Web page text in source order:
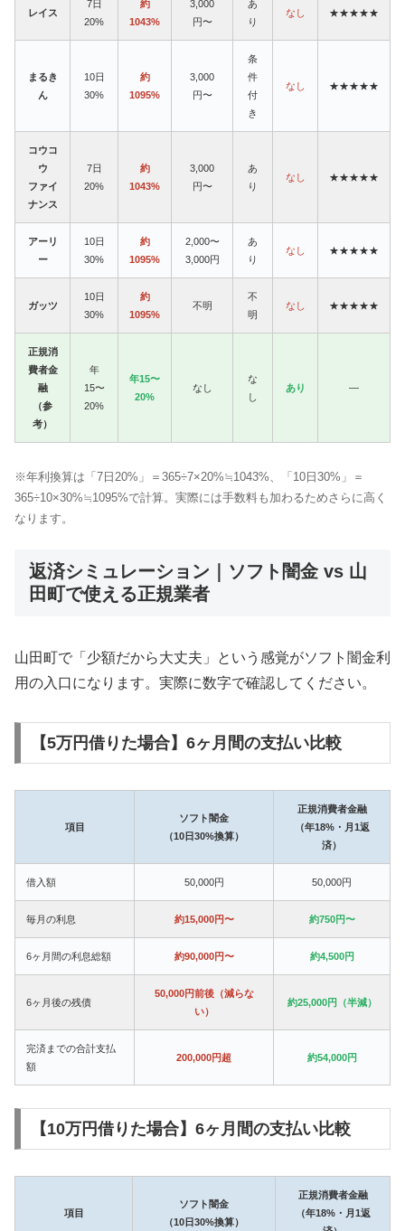
レイス
7日
20%
約
1043%
3,000
円〜
あ
り
なし ★★★★★
まるき
ん
10日
30%
約
1095%
3,000
円〜
条
件
付
き
なし ★★★★★
コウコ
ウ
ファイ
ナンス
7日
20%
約
1043%
3,000
円〜
あ
り
なし ★★★★★
アーリ
ー
10日
30%
約
1095%
2,000〜
3,000円
あ
り
なし ★★★★★
ガッツ
10日
30%
約
1095%
不明
不
明
なし ★★★★★
正規消
費者金
融
（参
考）
年
15〜
20%
年15〜
20%
なし
な
し
あり —
※年利換算は「7日20%」＝365÷7×20%≒1043%、「10日30%」＝
365÷10×30%≒1095%で計算。実際には手数料も加わるためさらに高く
なります。
返済シミュレーション｜ソフト闇金 vs 山
田町で使える正規業者
山田町で「少額だから大丈夫」という感覚がソフト闇金利
用の入口になります。実際に数字で確認してください。
【5万円借りた場合】6ヶ月間の支払い比較
項目
ソフト闇金
（10日30%換算）
正規消費者金融
（年18%・月1返
済）
借入額 50,000円 50,000円
毎月の利息 約15,000円〜 約750円〜
6ヶ月間の利息総額 約90,000円〜 約4,500円
6ヶ月後の残債
50,000円前後（減らな
い）
約25,000円（半減）
完済までの合計支払
額
200,000円超 約54,000円
【10万円借りた場合】6ヶ月間の支払い比較
項目
ソフト闇金
（10日30%換算）
正規消費者金融
（年18%・月1返